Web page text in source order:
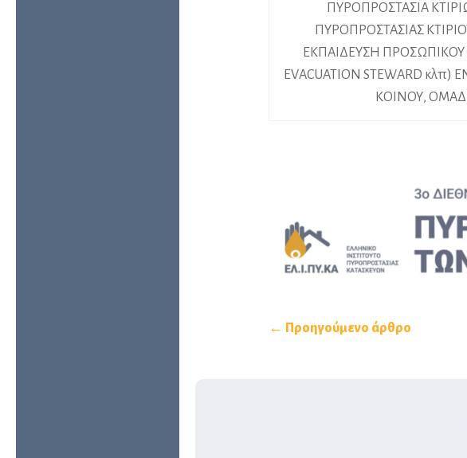
ΠΥΡΟΠΡΟΣΤΑΣΙΑ
ΠΥΡΟΠΡΟΣΤΑΣΙΑΣ
ΕΚΠΑΙΔΕΥΣΗ ΠΡΟΣΩΠΙΚΟΥ
EVACUATION STEWARD
ΚΟΙΝΟΥ,
← Προηγούμενο άρθρο